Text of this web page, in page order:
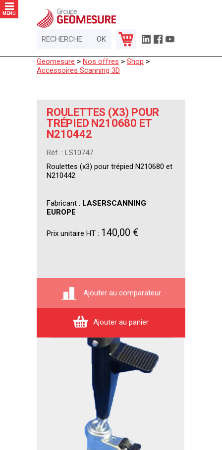
MENU
Geomesure > Nos offres > Shop >
Accessoires Scanning 3D
ROULETTES (X3) POUR
TRÉPIED N210680 ET
N210442
Réf. : LS10747
Roulettes (x3) pour trépied N210680 et
N210442
Fabricant : LASERSCANNING
EUROPE
Prix unitaire HT : 140,00 €
Ajouter au comparateur
Ajouter au panier
Panneau de gestion des cookies